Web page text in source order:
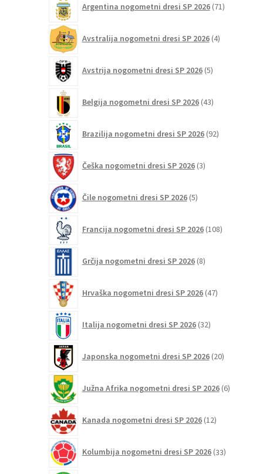
Argentina nogometni dresi SP 2026 71izdelkov
Avstralija nogometni dresi SP 2026 4izdelki
Avstrija nogometni dresi SP 2026 5izdelkov
Belgija nogometni dresi SP 2026 43izdelkov
Brazilija nogometni dresi SP 2026 92izdelkov
Češka nogometni dresi SP 2026 3izdelki
Čile nogometni dresi SP 2026 5izdelkov
Francija nogometni dresi SP 2026 108izdelkov
Grčija nogometni dresi SP 2026 8izdelkov
Hrvaška nogometni dresi SP 2026 47izdelkov
Italija nogometni dresi SP 2026 32izdelkov
Japonska nogometni dresi SP 2026 20izdelkov
Južna Afrika nogometni dresi SP 2026 6izdelkov
Kanada nogometni dresi SP 2026 12izdelkov
Kolumbija nogometni dresi SP 2026 33izdelkov